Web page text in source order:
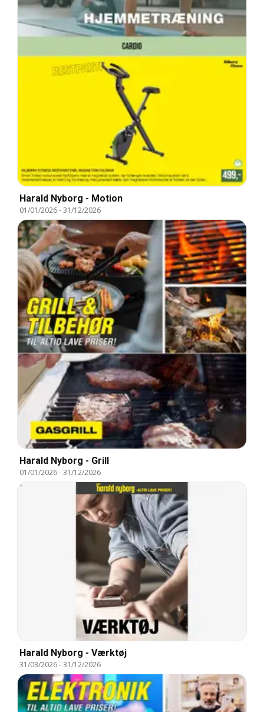
Harald Nyborg - Motion
01/01/2026-31/12/2026
Harald Nyborg - Grill
01/01/2026-31/12/2026
Harald Nyborg - Værktøj
31/03/2026-31/12/2026